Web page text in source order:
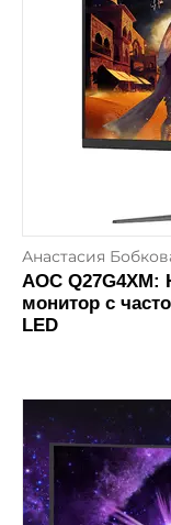
Анастасия
AOC
монитор с
LED